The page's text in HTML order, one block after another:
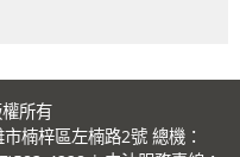
所有
楠梓區左楠路2號 總機：